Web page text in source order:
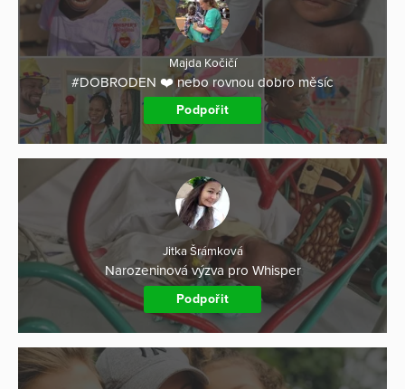
Majda Kočičí
#DOBRODEN ❤️ nebo rovnou dobro měsíc
Podpořit
Jitka Šrámková
Narozeninová výzva pro Whisper
Podpořit